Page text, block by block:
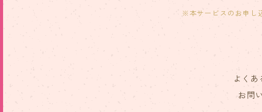
※本サービスのお申し
よく
お問